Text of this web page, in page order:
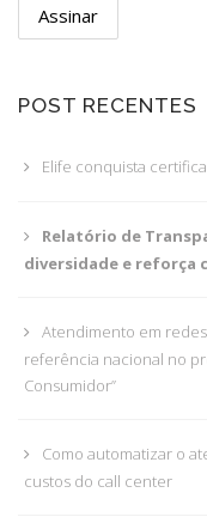
POST RECENTES
Elife conquista
Relatório de
diversidade e reforça
Atendimento em
referência nacional no
Consumidor”
Como automatizar o
custos do call center